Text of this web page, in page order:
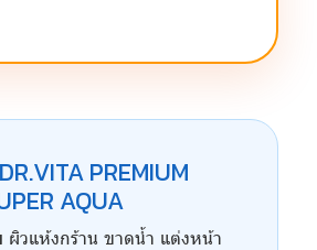
PREMIUM
AQUA
ผิวแห้งกร้าน ขาดน้ำ แต่งหน้า